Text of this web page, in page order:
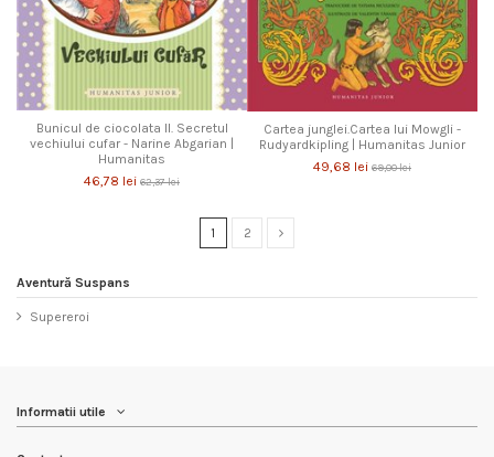
Bunicul de ciocolata II. Secretul
vechiului cufar - Narine Abgarian |
Humanitas
46,78 lei 62,37 lei
Cartea junglei.Cartea lui Mowgli -
Rudyardkipling | Humanitas Junior
49,68 lei 69,00 lei
1 2
Aventură Suspans
Supereroi
Informatii utile